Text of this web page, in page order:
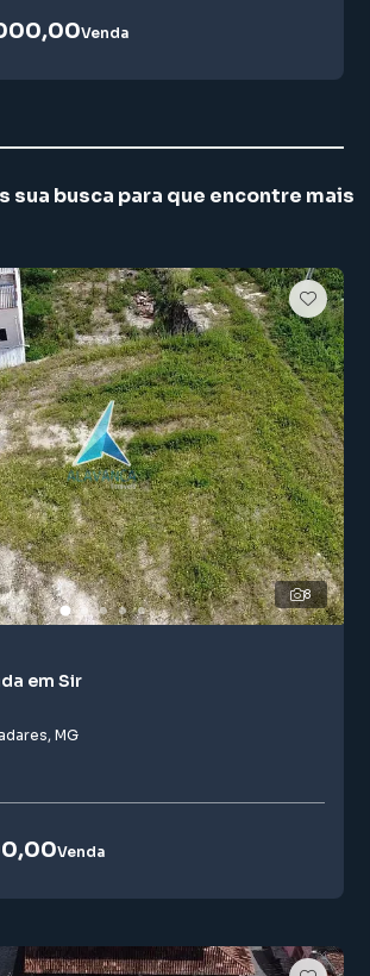
Venda
sua busca para que encontre mais
8
em Sir
, MG
Venda